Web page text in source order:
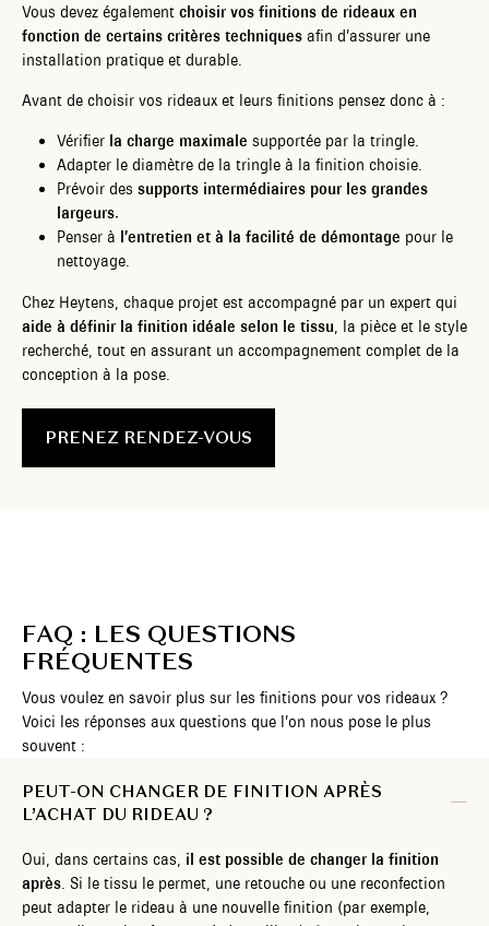
Vous devez également choisir vos finitions de rideaux en
fonction de certains critères techniques afin d’assurer une
installation pratique et durable.
Avant de choisir vos rideaux et leurs finitions pensez donc à :
Vérifier la charge maximale supportée par la tringle.
Adapter le diamètre de la tringle à la finition choisie.
Prévoir des supports intermédiaires pour les grandes
largeurs.
Penser à l’entretien et à la facilité de démontage pour le
nettoyage.
Chez Heytens, chaque projet est accompagné par un expert qui
aide à définir la finition idéale selon le tissu, la pièce et le style
recherché, tout en assurant un accompagnement complet de la
conception à la pose.
PRENEZ RENDEZ-VOUS
FAQ : LES QUESTIONS
FRÉQUENTES
Vous voulez en savoir plus sur les finitions pour vos rideaux ?
Voici les réponses aux questions que l’on nous pose le plus
souvent :
PEUT-ON CHANGER DE FINITION APRÈS
L’ACHAT DU RIDEAU ?
Oui, dans certains cas, il est possible de changer la finition
après. Si le tissu le permet, une retouche ou une reconfection
peut adapter le rideau à une nouvelle finition (par exemple,